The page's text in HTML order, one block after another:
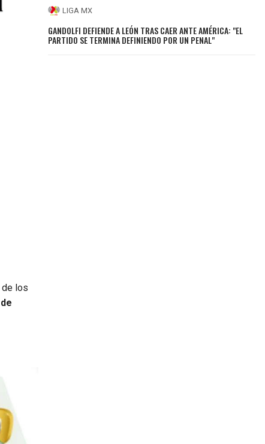
de los
LIGA MX
GANDOLFI DEFIENDE A LEÓN TRAS CAER ANTE AMÉRICA: "EL
PARTIDO SE TERMINA DEFINIENDO POR UN PENAL"